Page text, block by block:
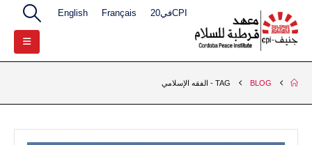
CPIفي20 Français
English
BLOG
TAG - الفقه الإسلامي